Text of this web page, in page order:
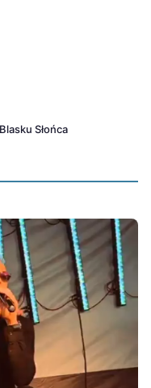
Słońca